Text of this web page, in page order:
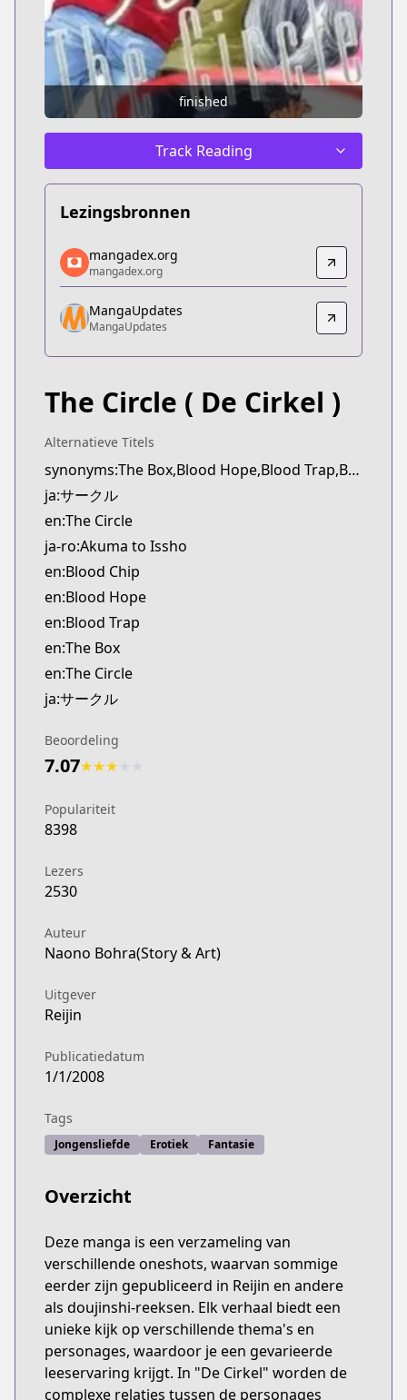
finished
Track Reading
Lezingsbronnen
mangadex.org
mangadex.org
https://mangadex.org/title/7838ec0f-6dee-4316-
MangaUpdates
MangaUpdates
https://www.mangaupdates.com/
mangadex.org
mangadex.org
MangaUpdates
MangaUpdates
The Circle ( De Cirkel )
Alternatieve Titels
synonyms:The Box,Blood Hope,Blood Trap,Blood Chip,Akuma to Issho
ja:サークル
en:The Circle
ja-ro:Akuma to Issho
en:Blood Chip
en:Blood Hope
en:Blood Trap
en:The Box
en:The Circle
ja:サークル
Beoordeling
7.07★★★
Populariteit
8398
Lezers
2530
Auteur
Naono Bohra(Story & Art)
Uitgever
Reijin
Publicatiedatum
1/1/2008
Tags
Jongensliefde Erotiek Fantasie
Overzicht
Deze manga is een verzameling van
verschillende oneshots, waarvan sommige
eerder zijn gepubliceerd in Reijin en andere
als doujinshi-reeksen. Elk verhaal biedt een
unieke kijk op verschillende thema's en
personages, waardoor je een gevarieerde
leeservaring krijgt. In "De Cirkel" worden de
complexe relaties tussen de personages